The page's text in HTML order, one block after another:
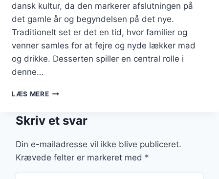
dansk kultur, da den markerer afslutningen på
det gamle år og begyndelsen på det nye.
Traditionelt set er det en tid, hvor familier og
venner samles for at fejre og nyde lækker mad
og drikke. Desserten spiller en central rolle i
denne…
LÆS MERENYTÅRSDESSERT
OG
Skriv et svar
Din e-mailadresse vil ikke blive publiceret.
Krævede felter er markeret med *